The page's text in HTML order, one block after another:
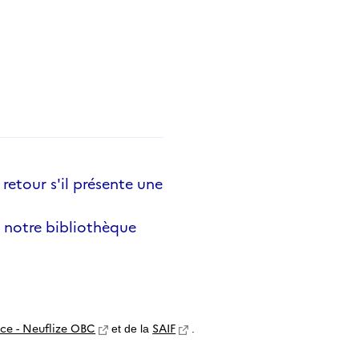
s'il présente une
notre bibliothèque
- Neuflize OBC et de la SAIF .